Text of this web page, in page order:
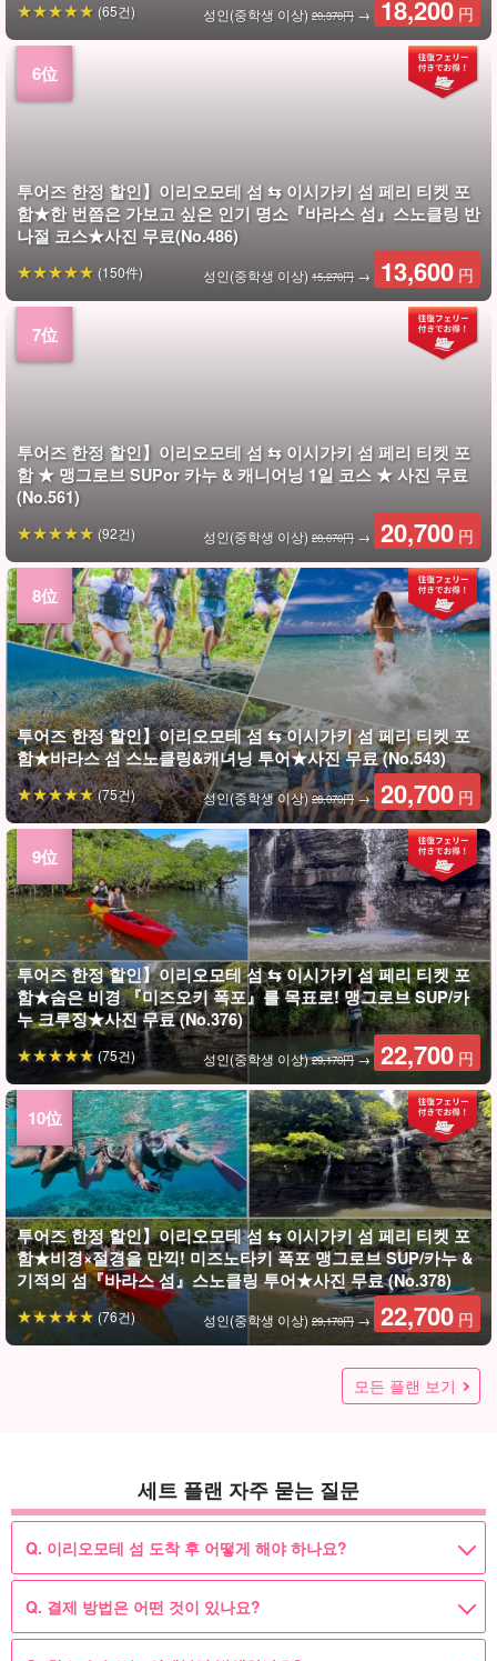
성인(중학생 이상) 20,370円 → 18,200 円
(65건)
투어즈 한정 할인】이리오모테 섬 ⇆ 이시가키 섬 페리 티켓 포
함★한 번쯤은 가보고 싶은 인기 명소『바라스 섬』스노클링 반
나절 코스★사진 무료(No.486)
성인(중학생 이상) 15,270円 → 13,600 円
(150件)
투어즈 한정 할인】이리오모테 섬 ⇆ 이시가키 섬 페리 티켓 포
함 ★ 맹그로브 SUPor 카누 & 캐니어닝 1일 코스 ★ 사진 무료
(No.561)
성인(중학생 이상) 28,070円 → 20,700 円
(92건)
투어즈 한정 할인】이리오모테 섬 ⇆ 이시가키 섬 페리 티켓 포
함★바라스 섬 스노클링&캐녀닝 투어★사진 무료 (No.543)
성인(중학생 이상)28,070円→ 20,700 円
(75건)
투어즈 한정 할인】이리오모테 섬 ⇆ 이시가키 섬 페리 티켓 포
함★숨은 비경 『미즈오키 폭포』를 목표로! 맹그로브 SUP/카
누 크루징★사진 무료 (No.376)
성인(중학생 이상)29,170円→ 22,700 円
(75건)
투어즈 한정 할인】이리오모테 섬 ⇆ 이시가키 섬 페리 티켓 포
함★비경×절경을 만끽! 미즈노타키 폭포 맹그로브 SUP/카누 &
기적의 섬『바라스 섬』스노클링 투어★사진 무료 (No.378)
성인(중학생 이상) 29,170円 → 22,700 円
(76건)
투어즈 한정 할인】이리오모테 섬 ⇆ 이시가키 섬 페리 티켓 포
함★캐녀닝(협곡 래프팅) & 유부도 관광 투어★사진 무료
투어즈 한정 할인】이리오모테 섬 ⇆ 이시가키 섬 페리 티켓 포
함★천혜의 자연을 만끽하자! 캐니어닝(협곡 래프팅) 반나절 코
모든 플랜 보기
세트 플랜 자주 묻는 질문
Q. 이리오모테 섬 도착 후 어떻게 해야 하나요?
Q. 결제 방법은 어떤 것이 있나요?